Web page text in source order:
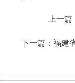
上一篇
下一篇： 福建